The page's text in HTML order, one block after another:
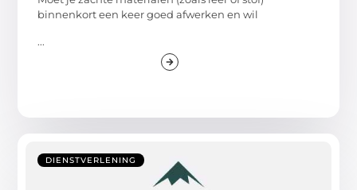
binnenkort een keer goed afwerken en wil
...
DIENSTVERLENING